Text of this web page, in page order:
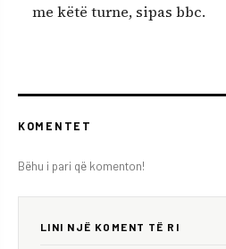
me këtë turne, sipas bbc.
KOMENTET
Bëhu i pari që komenton!
LINI NJË KOMENT TË RI